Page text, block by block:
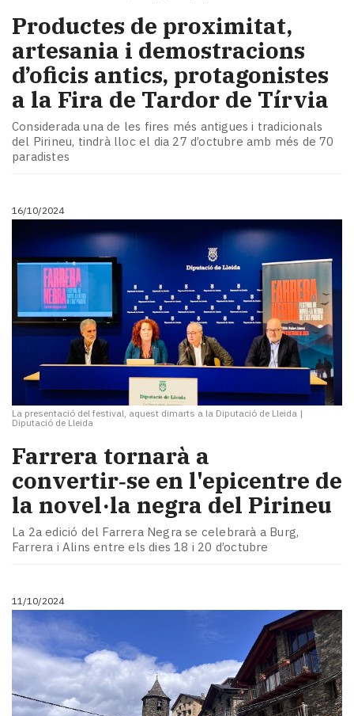
Productes de proximitat,
artesania i demostracions
d’oficis antics, protagonistes
a la Fira de Tardor de Tírvia
Considerada una de les fires més antigues i tradicionals
del Pirineu, tindrà lloc el dia 27 d’octubre amb més de 70
paradistes
16/10/2024
La presentació del festival, aquest dimarts a la Diputació de Lleida |
Diputació de Lleida
Farrera tornarà a
convertir‑se en l'epicentre de
la novel·la negra del Pirineu
La 2a edició del Farrera Negra se celebrarà a Burg,
Farrera i Alins entre els dies 18 i 20 d’octubre
11/10/2024